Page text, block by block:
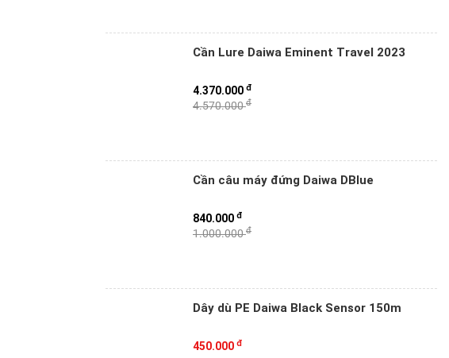
Cần Lure Daiwa Eminent Travel 2023
4.570.000đ
4.370.000 đ
Cần câu máy đứng Daiwa DBlue
1.000.000đ
840.000 đ
Dây dù PE Daiwa Black Sensor 150m
450.000 đ